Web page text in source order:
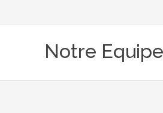
Notre Equipe